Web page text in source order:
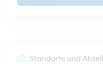
Standorte und